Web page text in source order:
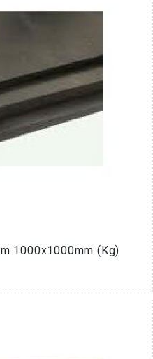
1000x1000mm (Kg)